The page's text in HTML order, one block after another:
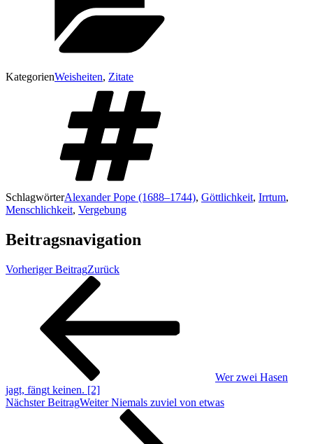
KategorienWeisheiten, Zitate
SchlagwörterAlexander Pope (1688–1744), Göttlichkeit, Irrtum,
Menschlichkeit, Vergebung
Beitragsnavigation
Vorheriger BeitragZurück
Wer zwei Hasen
jagt, fängt keinen. [2]
Nächster BeitragWeiter Niemals zuviel von etwas